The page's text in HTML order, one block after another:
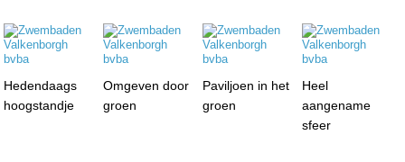
Hedendaags
hoogstandje
Omgeven door
groen
Paviljoen in het
groen
Heel
aangename
sfeer